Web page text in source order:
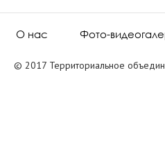
О нас Фото-
© 2017 Территориальное